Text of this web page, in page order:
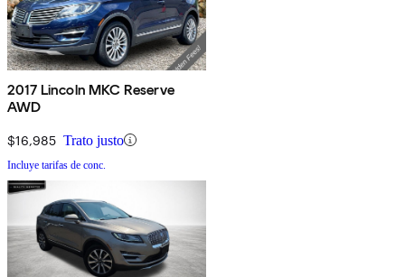
2017 Lincoln MKC Reserve
AWD
$16,985 Trato justo
Incluye tarifas de conc.